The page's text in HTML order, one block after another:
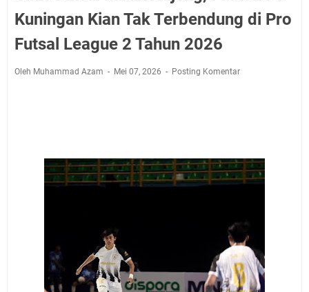
Kaya Salat, Miskin Salat, Apapun Tetap Cari Allah, Ini
Jadwal Salat Wilayah Kuningan Senin 10 Agustus 2026
Agenda Kegiatan Bupati dan Sekda Minggu 9 Agustus
Agenda Kegiatan Bupati Kuningan Jumat 7 Agustus
2026 Ada Tiga, Tapi yang Bakal Dihadiri Hanya Satu
Agenda Kegiatan Bupati Senin 10 Agustus 2026 Ada
Tiga, Wabup dan Sekda Kuningan Dua Acara
Kuningan Kian Tak Terbendung di Pro
Futsal League 2 Tahun 2026
Oleh Muhammad Azam Mei 07, 2026 Posting Komentar